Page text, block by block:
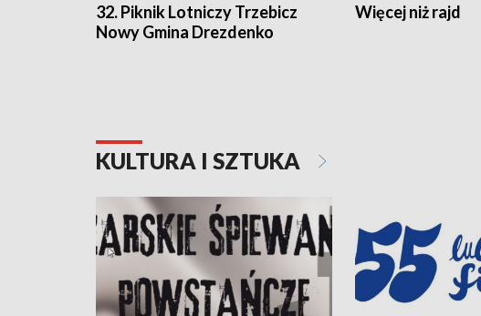
32. Piknik Lotniczy Trzebicz
Nowy Gmina Drezdenko
Więcej niż rajd
KULTURA I SZTUKA